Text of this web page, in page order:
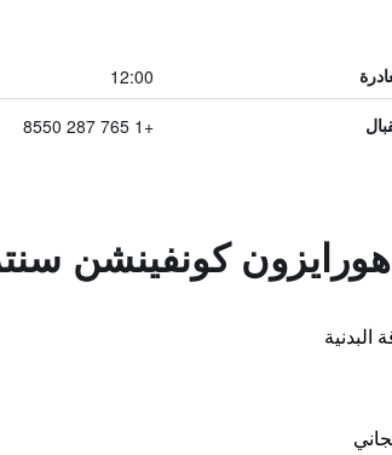
12:00
+1 765 287 8550
كونفينشن
البدنية